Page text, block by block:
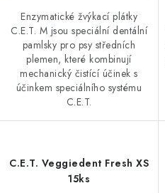
Enzymatické žvýkací plátky
C.E.T. M jsou speciální dentální
pamlsky pro psy středních
plemen, které kombinují
mechanický čistící účinek s
účinkem speciálního systému
C.E.T.
C.E.T. Veggiedent Fresh XS
15ks